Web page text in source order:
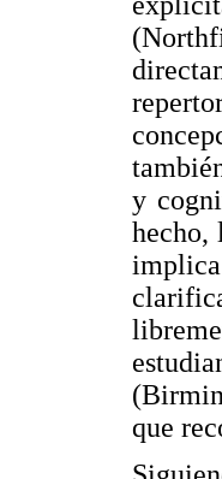
y
hecho,
que